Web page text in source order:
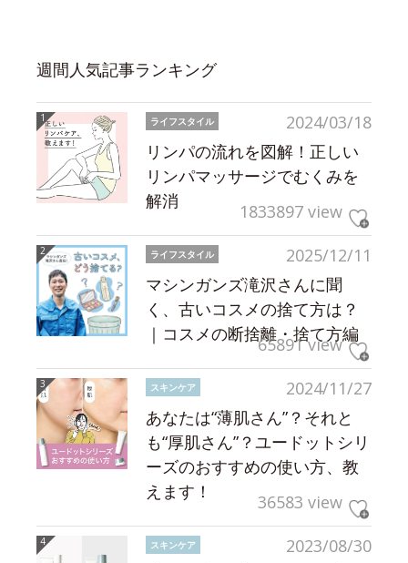
週間人気記事ランキング
2024/03/18
ライフスタイル
リンパの流れを図解！正しい
リンパマッサージでむくみを
解消
1833897 view
2025/12/11
ライフスタイル
マシンガンズ滝沢さんに聞
く、古いコスメの捨て方は？
｜コスメの断捨離・捨て方編
65891 view
2024/11/27
スキンケア
あなたは“薄肌さん”？それと
も“厚肌さん”？ユードットシリ
ーズのおすすめの使い方、教
えます！
36583 view
2023/08/30
スキンケア